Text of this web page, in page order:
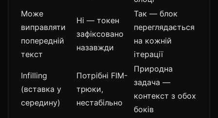
Може
виправляти
попередній
текст
Ні — токен
зафіксовано
назавжди
Так — блок
переглядається
на кожній
ітерації
Infilling
(вставка у
середину)
Потрібні FIM-
трюки,
нестабільно
Природна
задача —
контекст з обох
боків